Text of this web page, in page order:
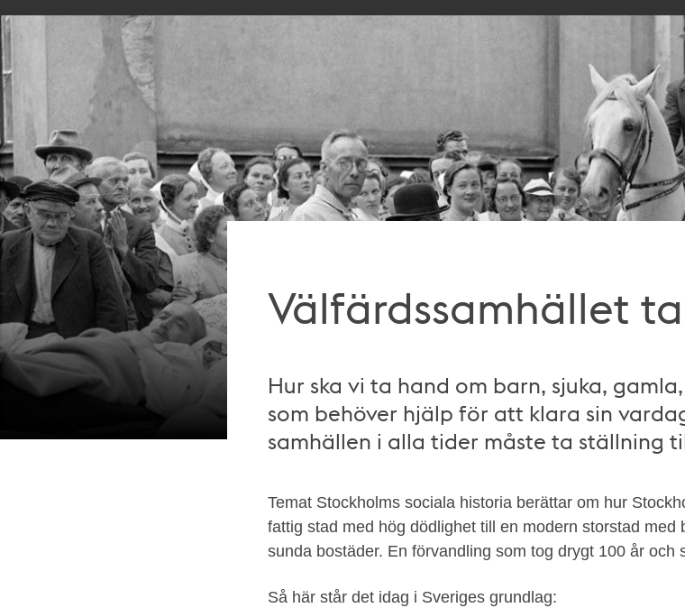
Välfärdssamhället
Hur ska vi ta hand om barn, sjuka,
som behöver hjälp för att klara sin
samhällen i alla tider måste ta ställning
Temat Stockholms sociala historia berättar om hur
fattig stad med hög dödlighet till en modern storstad med
sunda bostäder. En förvandling som tog drygt 100 år och
Så här står det idag i Sveriges grundlag: